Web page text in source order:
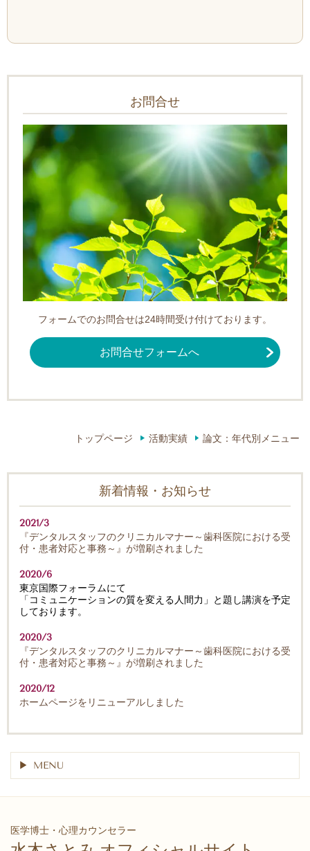
お問合せ
フォームでのお問合せは24時間受け付けております。
お問合せフォームへ
トップページ 活動実績 論文：年代別メニュー
新着情報・お知らせ
2021/3
『デンタルスタッフのクリニカルマナー～歯科医院における受
付・患者対応と事務～』が増刷されました
2020/6
東京国際フォーラムにて
「コミュニケーションの質を変える人間力」と題し講演を予定
しております。
2020/3
『デンタルスタッフのクリニカルマナー～歯科医院における受
付・患者対応と事務～』が増刷されました
2020/12
ホームページをリニューアルしました
MENU
医学博士・心理カウンセラー